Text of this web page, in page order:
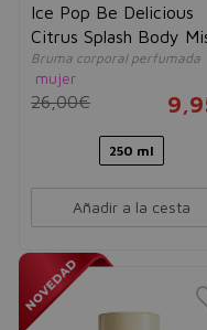
Ice Pop Be Delicious
Citrus Splash Body
Bruma corporal perfumada
mujer
26,00€
250 ml
Añadir a la cesta